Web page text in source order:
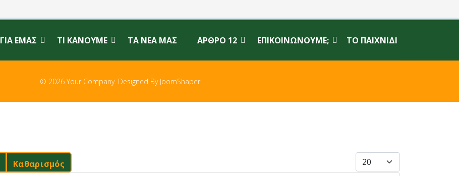
ΓΙΑ ΕΜΆΣ ΤΙ ΚΆΝΟΥΜΕ ΤΑ ΝΈΑ ΜΑΣ ΆΡΘΡΟ 12 ΕΠΙΚΟΙΝΩΝΟΎΜΕ; ΤΟ ΠΑΙΧΝΊΔΙ
© 2026 Your Company. Designed By JoomShaper
Καθαρισμός
Εμφάνιση #